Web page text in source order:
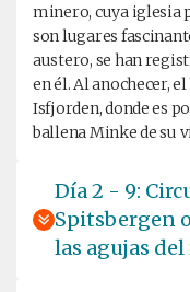
minero, cuya iglesia
son lugares
austero, se han
en él. Al anochecer,
Isfjorden, donde es
ballena Minke de su
Día 2 - 9:
Spitsbergen
las agujas